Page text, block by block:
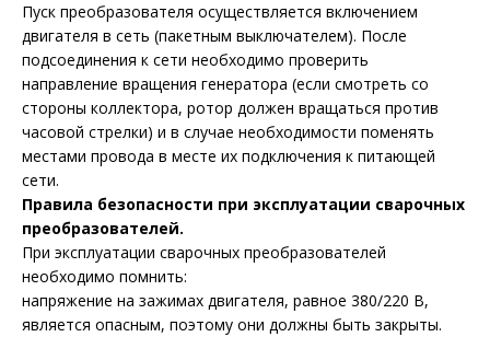
Пуск преобразователя осуществляется включением
двигателя в сеть (пакетным выключателем). После
подсоединения к сети необходимо проверить
направление вращения генератора (если смотреть со
стороны коллектора, ротор должен вращаться против
часовой стрелки) и в случае необходимости поменять
местами провода в месте их подключения к питающей
сети.
Правила безопасности при эксплуатации сварочных
преобразователей.
При эксплуатации сварочных преобразователей
необходимо помнить:
напряжение на зажимах двигателя, равное 380/220 В,
является опасным, поэтому они должны быть закрыты.